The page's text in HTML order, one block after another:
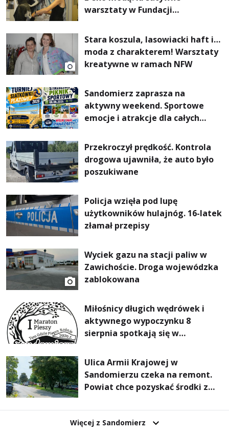
warsztaty w Fundacji
Stara koszula, lasowiacki haft i…
moda z charakterem! Warsztaty
kreatywne w ramach NFW
Sandomierz zaprasza na
aktywny weekend. Sportowe
emocje i atrakcje dla całych
Przekroczył prędkość. Kontrola
drogowa ujawniła, że auto było
poszukiwane
Policja wzięła pod lupę
użytkowników hulajnóg. 16-latek
złamał przepisy
Wyciek gazu na stacji paliw w
Zawichoście. Droga wojewódzka
zablokowana
Miłośnicy długich wędrówek i
aktywnego wypoczynku 8
sierpnia spotkają się w
Pieszym „Tam Gdzie Pieprz
Rośnie”
Ulica Armii Krajowej w
Sandomierzu czeka na remont.
Powiat chce pozyskać środki z
Dróg
Więcej z Sandomierz